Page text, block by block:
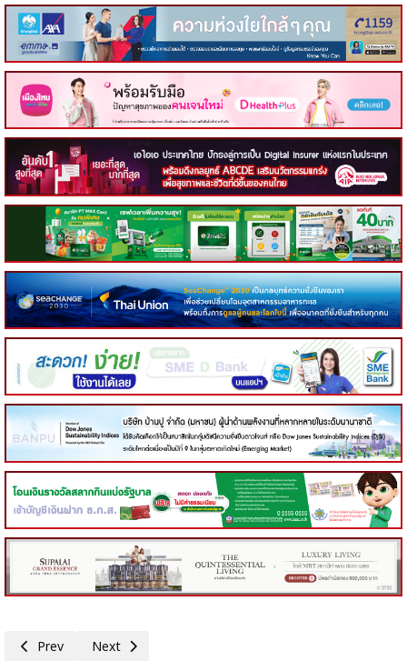
Previous article: หอการค้าไทย-จีน มอบตัวต่อเลโก้รูปห่าน ‘สัญลักษณ์ของเมื
Prev Next article: ม.หอการค้าไทย เผยผลโพลเลือกตั้ง 66 ชี้ 3 เรื่
Next